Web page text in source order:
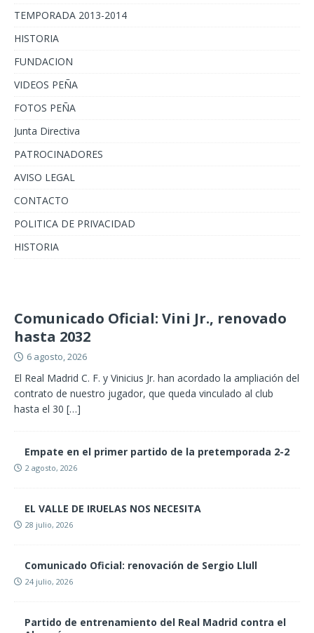
TEMPORADA 2013-2014
HISTORIA
FUNDACION
VIDEOS PEÑA
FOTOS PEÑA
Junta Directiva
PATROCINADORES
AVISO LEGAL
CONTACTO
POLITICA DE PRIVACIDAD
HISTORIA
Comunicado Oficial: Vini Jr., renovado
hasta 2032
6 agosto, 2026
El Real Madrid C. F. y Vinicius Jr. han acordado la ampliación del
contrato de nuestro jugador, que queda vinculado al club
hasta el 30 […]
Empate en el primer partido de la pretemporada 2-2
2 agosto, 2026
EL VALLE DE IRUELAS NOS NECESITA
28 julio, 2026
Comunicado Oficial: renovación de Sergio Llull
24 julio, 2026
Partido de entrenamiento del Real Madrid contra el